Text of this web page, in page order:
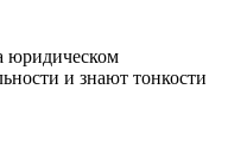
юридическом
и знают тонкости